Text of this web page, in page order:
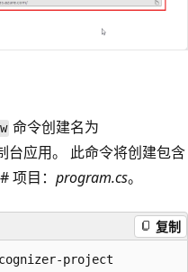
命令创建名为
台应用。 此命令将创建包含
项目： program.cs。
复制